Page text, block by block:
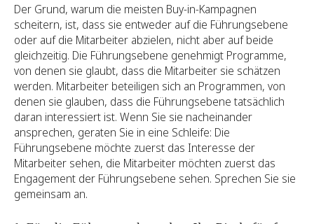
Der Grund, warum die meisten Buy-in-Kampagnen
scheitern, ist, dass sie entweder auf die Führungsebene
oder auf die Mitarbeiter abzielen, nicht aber auf beide
gleichzeitig. Die Führungsebene genehmigt Programme,
von denen sie glaubt, dass die Mitarbeiter sie schätzen
werden. Mitarbeiter beteiligen sich an Programmen, von
denen sie glauben, dass die Führungsebene tatsächlich
daran interessiert ist. Wenn Sie sie nacheinander
ansprechen, geraten Sie in eine Schleife: Die
Führungsebene möchte zuerst das Interesse der
Mitarbeiter sehen, die Mitarbeiter möchten zuerst das
Engagement der Führungsebene sehen. Sprechen Sie sie
gemeinsam an.